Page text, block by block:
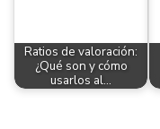
Ratios de valoración:
¿Qué son y cómo
usarlos al…